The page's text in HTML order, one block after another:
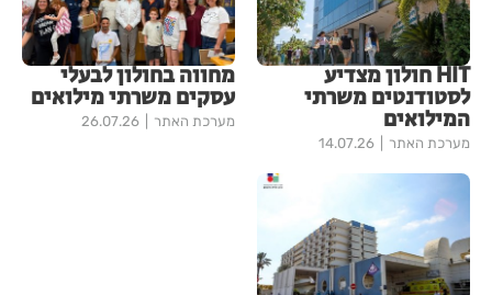
HIT חולון מצדיע
לסטודנטים משרתי
המילואים
מערכת האתר 14.07.26
מחווה בחולון לבעלי
עסקים משרתי מילואים
מערכת האתר 26.07.26